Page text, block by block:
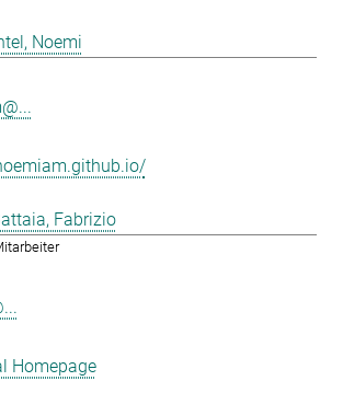
Noemi
Fabrizio
Homepage